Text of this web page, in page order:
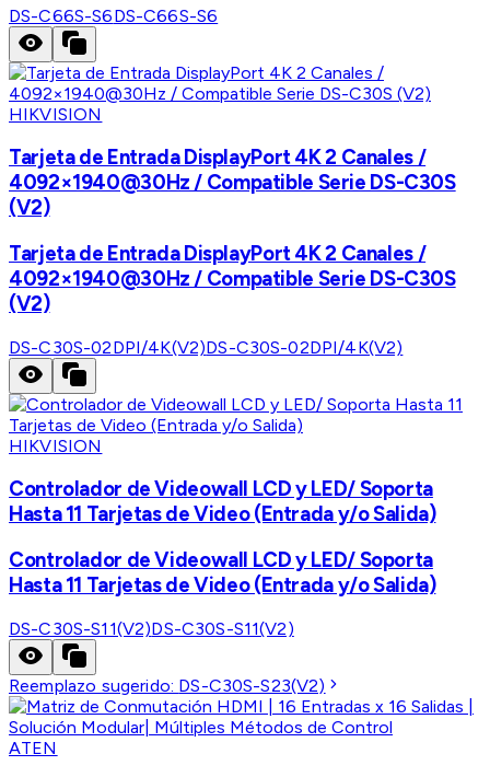
DS-C66S-S6DS-C66S-S6
HIKVISION
Tarjeta de Entrada DisplayPort 4K 2 Canales /
4092×1940@30Hz / Compatible Serie DS-C30S
(V2)
Tarjeta de Entrada DisplayPort 4K 2 Canales /
4092×1940@30Hz / Compatible Serie DS-C30S
(V2)
DS-C30S-02DPI/4K(V2)DS-C30S-02DPI/4K(V2)
HIKVISION
Controlador de Videowall LCD y LED/ Soporta
Hasta 11 Tarjetas de Video (Entrada y/o Salida)
Controlador de Videowall LCD y LED/ Soporta
Hasta 11 Tarjetas de Video (Entrada y/o Salida)
DS-C30S-S11(V2)DS-C30S-S11(V2)
Reemplazo sugerido: DS-C30S-S23(V2)
ATEN